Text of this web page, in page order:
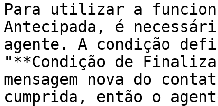
Para utilizar a
Antecipada, é
agente. A condição
"**Condição de
mensagem nova do
cumprida, então o